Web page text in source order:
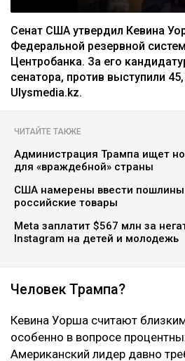
Сенат США утвердил Кевина
Федеральной резервной
Центробанка. За его
сенатора, против выступили
Ulysmedia.kz.
ЧИТАЙТЕ ТАКЖЕ
Администрация Трампа ищет
для «враждебной» страны
США намерены ввести пошлины
российские товары
Meta заплатит $567 млн за
Instagram на детей и молодежь
Человек Трампа?
Кевина Уорша считают
особенно в вопросе
Американский лидер давно